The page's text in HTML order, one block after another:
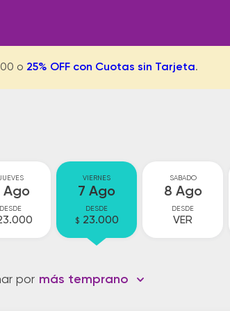
o 25% OFF con Cuotas sin Tarjeta.
Ago
DESDE
VIERNES
7 Ago
DESDE
$ 23.000
SABADO
8 Ago
DESDE
VER
por más temprano